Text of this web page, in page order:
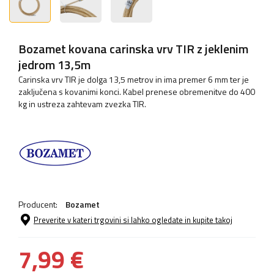
Bozamet kovana carinska vrv TIR z jeklenim
jedrom 13,5m
Carinska vrv TIR je dolga 13,5 metrov in ima premer 6 mm ter je
zaključena s kovanimi konci. Kabel prenese obremenitve do 400
kg in ustreza zahtevam zvezka TIR.
Producent: Bozamet
Preverite v kateri trgovini si lahko ogledate in kupite takoj
7,99 €